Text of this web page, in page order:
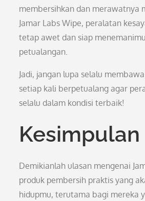
membersihkan dan merawatnya
Jamar Labs Wipe, peralatan
tetap awet dan siap
petualangan.
Jadi, jangan lupa selalu
setiap kali berpetualang agar
selalu dalam kondisi terbaik!
Kesimpulan
Demikianlah ulasan mengenai
produk pembersih praktis yang
hidupmu, terutama bagi mereka